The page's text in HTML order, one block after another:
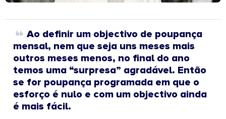
Ao definir um objectivo de poupança
mensal, nem que seja uns meses mais
outros meses menos, no final do ano
temos uma “surpresa” agradável. Então
se for poupança programada em que o
esforço é nulo e com um objectivo ainda
é mais fácil.